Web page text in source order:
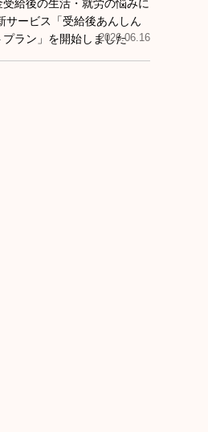
受給後の生活・就労の悩みに
サービス「受給後あんしん
プラン」を開始しました
2026.06.16